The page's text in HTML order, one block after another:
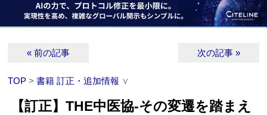
« 前の記事 次の記事 »
TOP >書籍 訂正・追加情報 ∨
【訂正】THE中医協‐その変遷を踏まえ